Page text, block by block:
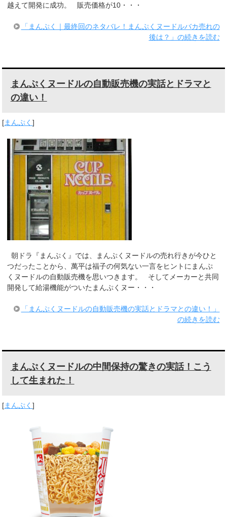
越えて開発に成功。 販売価格が10・・・
「まんぷく｜最終回のネタバレ！まんぷくヌードルバカ売れの
後は？」の続きを読む
まんぷくヌードルの自動販売機の実話とドラマと
の違い！
[まんぷく]
朝ドラ『まんぷく』では、まんぷくヌードルの売れ行きが今ひと
つだったことから、萬平は福子の何気ない一言をヒントにまんぷ
くヌードルの自動販売機を思いつきます。 そしてメーカーと共同
開発して給湯機能がついたまんぷくヌー・・・
「まんぷくヌードルの自動販売機の実話とドラマとの違い！」
の続きを読む
まんぷくヌードルの中間保持の驚きの実話！こう
して生まれた！
[まんぷく]